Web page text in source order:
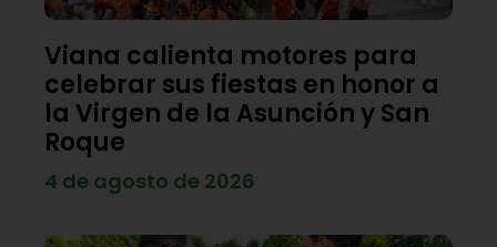
Viana calienta motores para
celebrar sus fiestas en honor a
la Virgen de la Asunción y San
Roque
4 de agosto de 2026